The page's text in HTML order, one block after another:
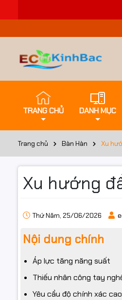
TRANG CHỦ DANH MỤC
Trang chủ Bàn Hàn Xu
Xu hướng
Thứ Năm, 25/06/2026
Nội dung chính
Áp lực tăng năng suất
Thiếu nhân công tay
Yêu cầu độ chính xác cao